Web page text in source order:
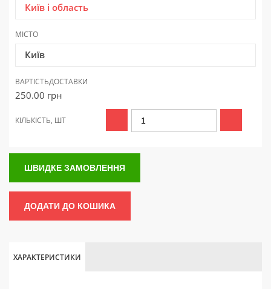
Київ і область
МІСТО
Київ
ВАРТІСТЬДОСТАВКИ
250.00 грн
КІЛЬКІСТЬ, ШТ
ШВИДКЕ ЗАМОВЛЕННЯ
ДОДАТИ ДО КОШИКА
ХАРАКТЕРИСТИКИ